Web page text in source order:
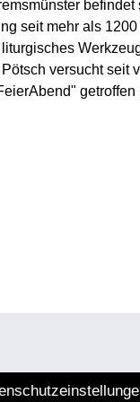
seit mehr als
versucht seit